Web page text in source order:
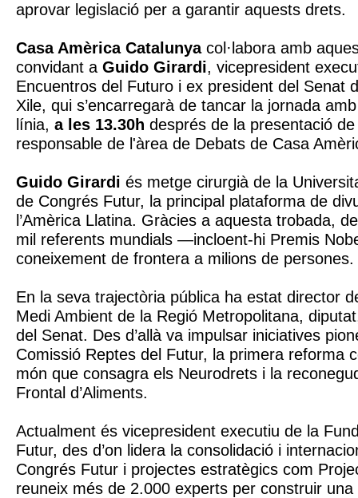
aprovar legislació per a garantir aquests drets.
Casa Amèrica Catalunyacol·labora amb
convidant a Guido Girardi, vicepresident
Encuentros del Futuro i ex president del Senat
Xile, qui s’encarregarà de tancar la jornada
línia, a les 13.30h després de la presentació
responsable de l'àrea de Debats de Casa
Guido Girardi és metge cirurgià de la
de Congrés Futur, la principal plataforma de
l’Amèrica Llatina. Gràcies a aquesta trobada,
mil referents mundials —incloent-hi Premis
coneixement de frontera a milions de persones.
En la seva trajectòria pública ha estat director
Medi Ambient de la Regió Metropolitana,
del Senat. Des d’allà va impulsar iniciatives
Comissió Reptes del Futur, la primera reforma
món que consagra els Neurodrets i la
Frontal d’Aliments.
Actualment és vicepresident executiu de la
Futur, des d’on lidera la consolidació i
Congrés Futur i projectes estratègics com
reuneix més de 2.000 experts per construir